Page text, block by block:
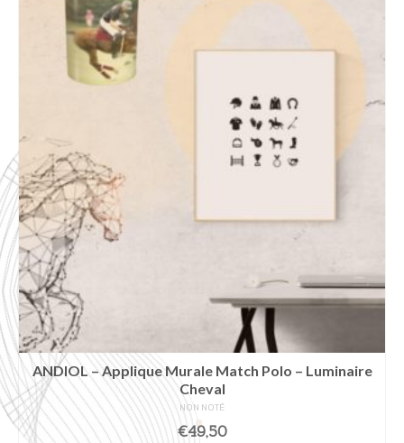
ANDIOL – Applique Murale Match Polo – Luminaire
Cheval
NON NOTÉ
€49,50